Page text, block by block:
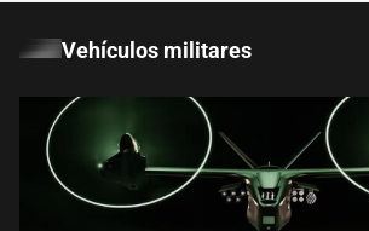
Vehículos militares